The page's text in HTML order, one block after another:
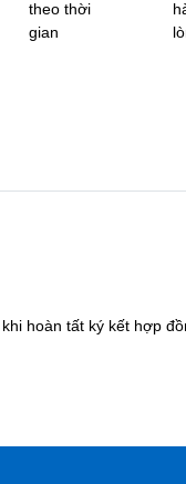
theo thời
gian
hoàn tất ký kết hợp